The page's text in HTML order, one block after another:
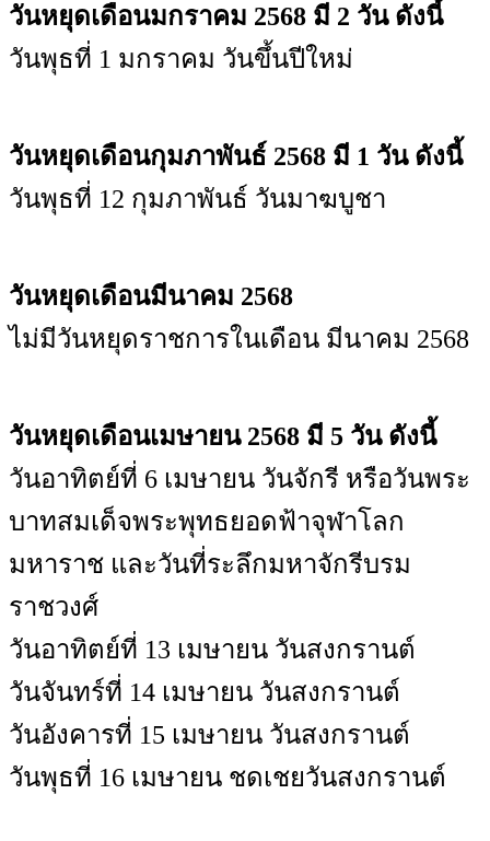
วันหยุดเดือนมกราคม 2568 มี 2 วัน ดังนี้
วันพุธที่ 1 มกราคม วันขึ้นปีใหม่
วันหยุดเดือนกุมภาพันธ์ 2568 มี 1 วัน ดังนี้
วันพุธที่ 12 กุมภาพันธ์ วันมาฆบูชา
วันหยุดเดือนมีนาคม 2568
ไม่มีวันหยุดราชการในเดือน มีนาคม 2568
วันหยุดเดือนเมษายน 2568 มี 5 วัน ดังนี้
วันอาทิตย์ที่ 6 เมษายน วันจักรี หรือวันพระ
บาทสมเด็จพระพุทธยอดฟ้าจุฬาโลก
มหาราช และวันที่ระลึกมหาจักรีบรม
ราชวงศ์
วันอาทิตย์ที่ 13 เมษายน วันสงกรานต์
วันจันทร์ที่ 14 เมษายน วันสงกรานต์
วันอังคารที่ 15 เมษายน วันสงกรานต์
วันพุธที่ 16 เมษายน ชดเชยวันสงกรานต์